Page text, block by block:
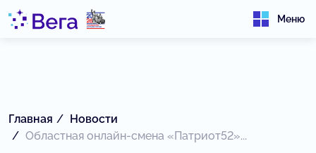
Меню
Главная
Новости
Областная онлайн-смена «Патриот52»...